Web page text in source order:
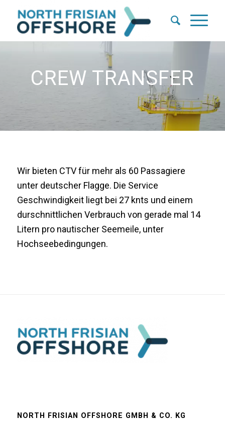
CREW TRANSFER
Wir bieten CTV für mehr als 60 Passagiere
unter deutscher Flagge. Die Service
Geschwindigkeit liegt bei 27 knts und einem
durschnittlichen Verbrauch von gerade mal 14
Litern pro nautischer Seemeile, unter
Hochseebedingungen.
NORTH FRISIAN OFFSHORE GMBH & CO. KG